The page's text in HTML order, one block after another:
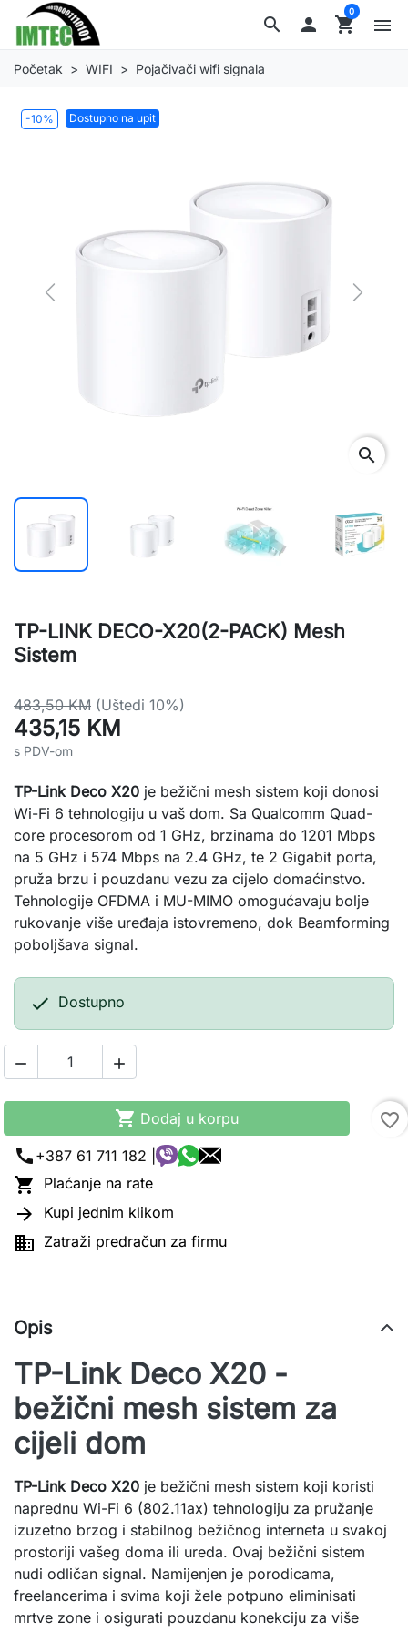
search  shopping_cart
0
menu
Početak WIFI Pojačivači wifi signala
-10% Dostupno na upit
Previous Next
search
TP-LINK DECO-X20(2-PACK) Mesh
Sistem
483,50 KM (Uštedi 10%)
435,15 KM
s PDV-om
TP-Link Deco X20 je bežični mesh sistem koji donosi
Wi-Fi 6 tehnologiju u vaš dom. Sa Qualcomm Quad-
core procesorom od 1 GHz, brzinama do 1201 Mbps
na 5 GHz i 574 Mbps na 2.4 GHz, te 2 Gigabit porta,
pruža brzu i pouzdanu vezu za cijelo domaćinstvo.
Tehnologije OFDMA i MU-MIMO omogućavaju bolje
rukovanje više uređaja istovremeno, dok Beamforming
poboljšava signal.
 Dostupno
 
 Dodaj u korpu
favorite_border
call +387 61 711 182 |
 Plaćanje na rate
 Kupi jednim klikom
 Zatraži predračun za firmu
Opis
TP-Link Deco X20 -
bežični mesh sistem za
cijeli dom
TP-Link Deco X20 je bežični mesh sistem koji koristi
naprednu Wi-Fi 6 (802.11ax) tehnologiju za pružanje
izuzetno brzog i stabilnog bežičnog interneta u svakoj
prostoriji vašeg doma ili ureda. Ovaj bežični sistem
nudi odličan signal. Namijenjen je porodicama,
freelancerima i svima koji žele potpuno eliminisati
mrtve zone i osigurati pouzdanu konekciju za više